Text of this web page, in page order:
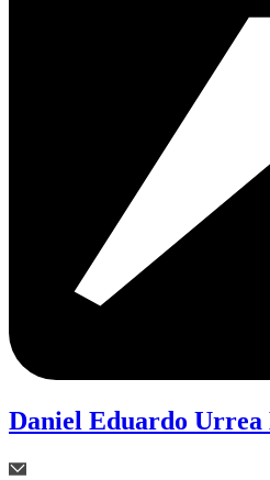
Daniel Eduardo Urrea